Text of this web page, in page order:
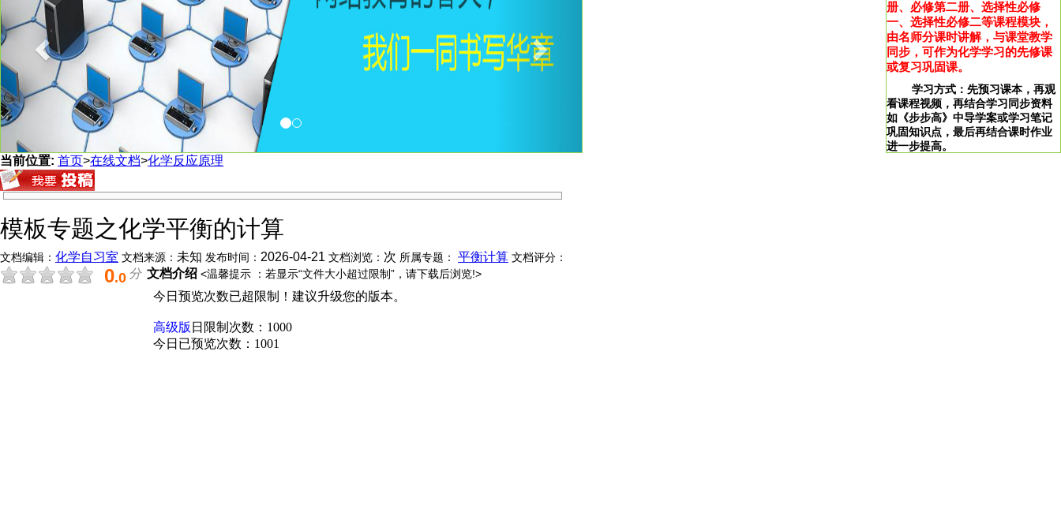
册、必修第二册、选择性必修
一、选择性必修二等课程模块，
由名师分课时讲解，与课堂教学
同步，可作为化学学习的先修课
或复习巩固课。
学习方式：先预习课本，再观
看课程视频，再结合学习同步资料
如《步步高》中导学案或学习笔记
巩固知识点，最后再结合课时作业
进一步提高。
当前位置: 首页>在线文档>化学反应原理
模板专题之化学平衡的计算
文档编辑： 化学自习室 文档来源： 未知 发布时间： 2026-04-21 文档浏览： 次 所属专题： 平衡计算 文档评分：
0.0 分 文档介绍 <温馨提示 ：若显示“文件大小超过限制”，请下载后浏览!>